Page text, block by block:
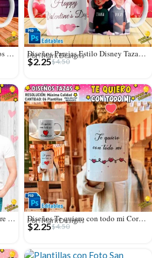
Parejas Efecto Neón Tazas Diseños Sublimación Diseños Parejas Estilo Disney Tazas Editables
Por: Mark Designs
$4.50
$2.25
Diseños San Valentín Foto Nombre Personalizado Camisetas Diseños Te quiero con todo mi Corazón para Tazas
Por: Mark Designs
$4.50
$2.25